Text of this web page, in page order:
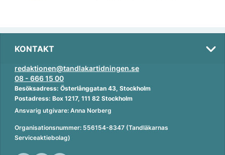
KONTAKT
redaktionen@tandlakartidningen.se
08 - 666 15 00
Besöksadress: Österlånggatan 43, Stockholm
Postadress: Box 1217, 111 82 Stockholm
Ansvarig utgivare: Anna Norberg
Organisationsnummer: 556154-8347 (Tandläkarnas
Serviceaktiebolag)